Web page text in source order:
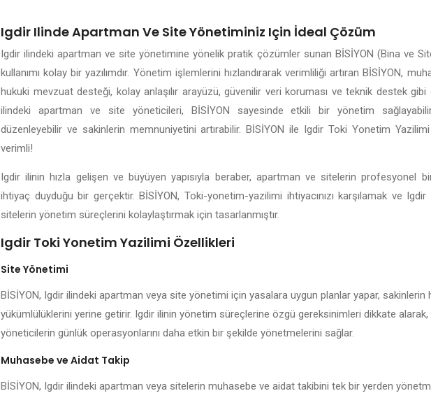
Igdir Ilinde Apartman Ve Site Yönetiminiz Için İdeal Çözüm
Igdir ilindeki apartman ve site yönetimine yönelik pratik çözümler sunan BİSİYON (Bina ve
kullanımı kolay bir yazılımdır. Yönetim işlemlerini hızlandırarak verimliliği artıran BİSİYON,
hukuki mevzuat desteği, kolay anlaşılır arayüzü, güvenilir veri koruması ve teknik destek
ilindeki apartman ve site yöneticileri, BİSİYON sayesinde etkili bir yönetim
düzenleyebilir ve sakinlerin memnuniyetini artırabilir. BİSİYON ile Igdir Toki Yonetim
verimli!
Igdir ilinin hızla gelişen ve büyüyen yapısıyla beraber, apartman ve sitelerin profesyonel
ihtiyaç duyduğu bir gerçektir. BİSİYON, Toki-yonetim-yazilimi ihtiyacınızı karşılamak ve
sitelerin yönetim süreçlerini kolaylaştırmak için tasarlanmıştır.
Igdir Toki Yonetim Yazilimi Özellikleri
Site Yönetimi
BİSİYON, Igdir ilindeki apartman veya site yönetimi için yasalara uygun planlar yapar, sakinlerin
yükümlülüklerini yerine getirir. Igdir ilinin yönetim süreçlerine özgü gereksinimleri dikkate alarak,
yöneticilerin günlük operasyonlarını daha etkin bir şekilde yönetmelerini sağlar.
Muhasebe ve Aidat Takip
BİSİYON, Igdir ilindeki apartman veya sitelerin muhasebe ve aidat takibini tek bir yerden